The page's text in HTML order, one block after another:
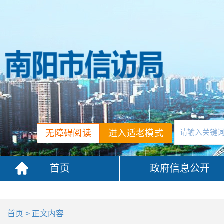
进入适老模式
无障碍阅读
首页 政府信息公开
首页 > 正文内容